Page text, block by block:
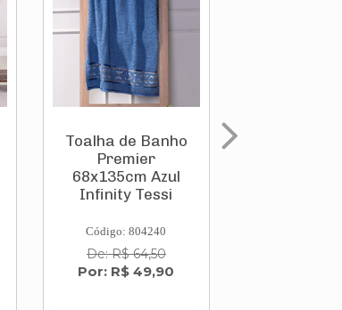
Toalha de Banho
Premier
68x135cm Azul
Infinity Tessi
Código: 804240
De: R$ 64,50
Por: R$ 49,90